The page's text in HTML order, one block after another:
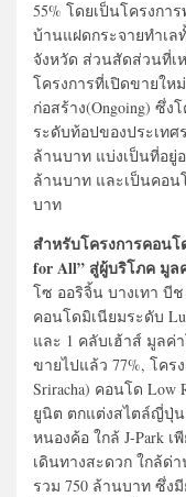
55% โดยเป็นโครงกา
บ้านแฝดกระจายทำเล
จังหวัด ส่วนสัดส่วนที่เ
โครงการที่เปิดขายให
ก่อสร้าง(Ongoing) ซึ่ง
ระดับท้อปของประเทศ
ล้านบาท แบ่งเป็นที่อยู่
ล้านบาท และเป็นคอน
บาท
สำหรับโครงการคอน
for All” สู่ผู้บริโภค มูล
โซ ออริจิ้น บางเทา บีช
คอนโดมิเนียมระดับ
และ 1 คลับเฮ้าส์ มูลค่
ขายไปแล้ว 77%, โคร
Sriracha) คอนโด Low
ยูนิต ตกแต่งสไตล์ญี่ปุ่
หนองค้อ ใกล้ J-Park
เดินทางสะดวก ใกล้ด่
รวม 750 ล้านบาท ซึ่ง